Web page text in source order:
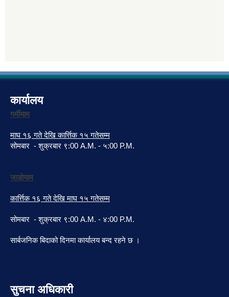
कार्यालय
गर्मीयाम
माघ १६ गते देखि कार्त्तिक १५ गतेसम्म
सोमबार - शुक्रबार ९:00 A.M. - ५:00 P.M.
जाडोयाम
कार्त्तिक १६ गते देखि माघ १५ गतेसम्म
सोमबार - शुक्रबार ९:00 A.M. - ४:00 P.M.
सार्बजनिक बिदाको दिनमा कार्यालय बन्द रहने छ ।
सुचना अधिकारी